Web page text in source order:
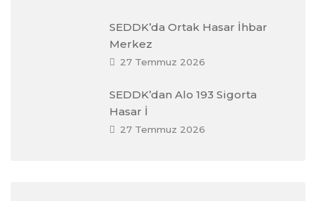
SEDDK’da Ortak Hasar İhbar
Merkez
27 Temmuz 2026
SEDDK’dan Alo 193 Sigorta
Hasar İ
27 Temmuz 2026